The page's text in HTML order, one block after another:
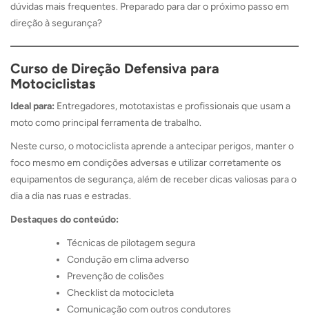
dúvidas mais frequentes. Preparado para dar o próximo passo em
direção à segurança?
Curso de Direção Defensiva para
Motociclistas
Ideal para: Entregadores, mototaxistas e profissionais que usam a
moto como principal ferramenta de trabalho.
Neste curso, o motociclista aprende a antecipar perigos, manter o
foco mesmo em condições adversas e utilizar corretamente os
equipamentos de segurança, além de receber dicas valiosas para o
dia a dia nas ruas e estradas.
Destaques do conteúdo:
Técnicas de pilotagem segura
Condução em clima adverso
Prevenção de colisões
Checklist da motocicleta
Comunicação com outros condutores